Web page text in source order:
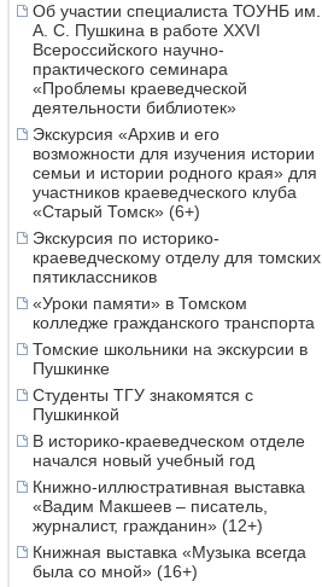
Об участии специалиста ТОУНБ им.
А. С. Пушкина в работе XXVI
Всероссийского научно-
практического семинара
«Проблемы краеведческой
деятельности библиотек»
Экскурсия «Архив и его
возможности для изучения истории
семьи и истории родного края» для
участников краеведческого клуба
«Старый Томск» (6+)
Экскурсия по историко-
краеведческому отделу для томских
пятиклассников
«Уроки памяти» в Томском
колледже гражданского транспорта
Томские школьники на экскурсии в
Пушкинке
Студенты ТГУ знакомятся с
Пушкинкой
В историко-краеведческом отделе
начался новый учебный год
Книжно-иллюстративная выставка
«Вадим Макшеев – писатель,
журналист, гражданин» (12+)
Книжная выставка «Музыка всегда
была со мной» (16+)